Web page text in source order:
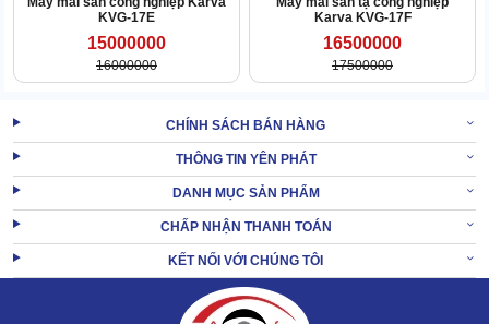
Động cơ có lõi được làm bằng đồng, giúp
máy mài nền bê tông
chạy ổn định, không phát ra tiếng ồn lớn.
Bàn mài và phụ kiện
Bàn mài có khung ngoài bằng nhựa, kết cấu tròn trịa. Bên trong
chi tiết này tích hợp 3 đĩa mài.
Đây chính là nơi tiếp nhận năng lượng từ động cơ, xoay tròn để
tăng áp lực lên mặt sàn. Từ đó, giúp cà phẳng bề mặt với tốc độ
siêu nhanh.
KVG-17E
15000000
16000000
Karva KVG-17F
16500000
17500000
CHÍNH SÁCH BÁN HÀNG
THÔNG TIN YÊN PHÁT
DANH MỤC SẢN PHẨM
CHẤP NHẬN THANH TOÁN
KẾT NỐI VỚI CHÚNG TÔI